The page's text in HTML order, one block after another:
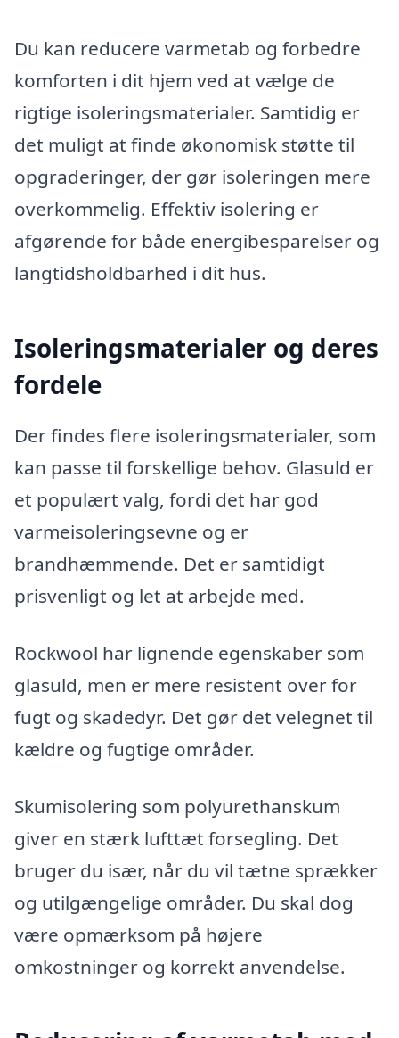
Du kan reducere varmetab og forbedre
komforten i dit hjem ved at vælge de
rigtige isoleringsmaterialer. Samtidig er
det muligt at finde økonomisk støtte til
opgraderinger, der gør isoleringen mere
overkommelig. Effektiv isolering er
afgørende for både energibesparelser og
langtidsholdbarhed i dit hus.
Isoleringsmaterialer og deres
fordele
Der findes flere isoleringsmaterialer, som
kan passe til forskellige behov. Glasuld er
et populært valg, fordi det har god
varmeisoleringsevne og er
brandhæmmende. Det er samtidigt
prisvenligt og let at arbejde med.
Rockwool har lignende egenskaber som
glasuld, men er mere resistent over for
fugt og skadedyr. Det gør det velegnet til
kældre og fugtige områder.
Skumisolering som polyurethanskum
giver en stærk lufttæt forsegling. Det
bruger du især, når du vil tætne sprækker
og utilgængelige områder. Du skal dog
være opmærksom på højere
omkostninger og korrekt anvendelse.